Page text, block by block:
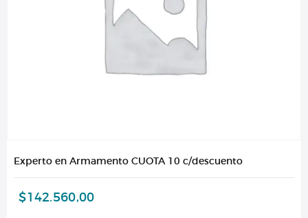
Experto en Armamento CUOTA 10 c/descuento
$142.560,00